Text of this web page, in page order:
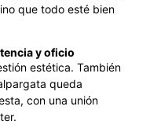
que todo esté bien
y oficio
estética. También
queda
con una unión